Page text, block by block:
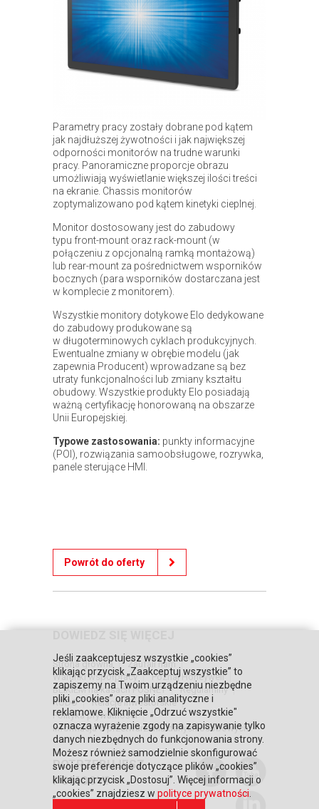
Parametry pracy zostały dobrane pod kątem
jak najdłuższej żywotności i jak największej
odporności monitorów na trudne warunki
pracy. Panoramiczne proporcje obrazu
umożliwiają wyświetlanie większej ilości treści
na ekranie. Chassis monitorów
zoptymalizowano pod kątem kinetyki cieplnej.
Monitor dostosowany jest do zabudowy
typu front-mount oraz rack-mount (w
połączeniu z opcjonalną ramką montażową)
lub rear-mount za pośrednictwem wsporników
bocznych (para wsporników dostarczana jest
w komplecie z monitorem).
Wszystkie monitory dotykowe Elo dedykowane
do zabudowy produkowane są
w długoterminowych cyklach produkcyjnych.
Ewentualne zmiany w obrębie modelu (jak
zapewnia Producent) wprowadzane są bez
utraty funkcjonalności lub zmiany kształtu
obudowy. Wszystkie produkty Elo posiadają
ważną certyfikację honorowaną na obszarze
Unii Europejskiej.
Typowe zastosowania: punkty informacyjne
(POI), rozwiązania samoobsługowe, rozrywka,
panele sterujące HMI.
Powrót do oferty
Strona główna
Zaufali nam
Warunki współpracy
Poznaj Honeywell
BLIKIEM na kasach POSNET
Regulaminy
RODO
Relacje inwestorskie
Polityka prywatności
Informacja o przetwarzaniu danych osobowych
POTRZEBUJESZ
POMOCY?
Jeśli zaakceptujesz wszystkie „cookies”
klikając przycisk „Zaakceptuj wszystkie” to
zapiszemy na Twoim urządzeniu niezbędne
pliki „cookies” oraz pliki analityczne i
reklamowe. Kliknięcie „Odrzuć wszystkie"
oznacza wyrażenie zgody na zapisywanie tylko
danych niezbędnych do funkcjonowania strony.
Możesz również samodzielnie skonfigurować
swoje preferencje dotyczące plików „cookies”
klikając przycisk „Dostosuj”. Więcej informacji o
„cookies” znajdziesz w polityce prywatności.